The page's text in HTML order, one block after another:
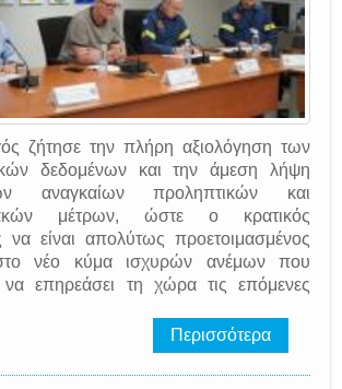
ζήτησε την πλήρη αξιολόγηση των
δεδομένων και την άμεση λήψη
αναγκαίων προληπτικών και
μέτρων, ώστε ο κρατικός
να είναι απολύτως προετοιμασμένος
νέο κύμα ισχυρών ανέμων που
να επηρεάσει τη χώρα τις επόμενες
Περισσότερα